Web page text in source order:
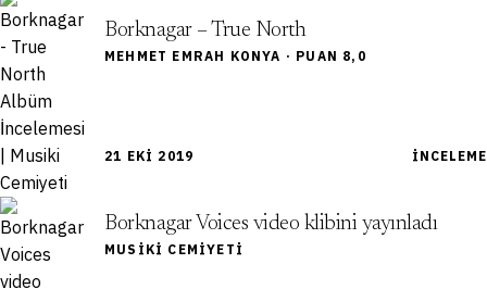
21 EKI 2019
Borknagar – True North
MEHMET EMRAH KONYA · PUAN 8,0
İNCELEME
Borknagar Voices video klibini yayınladı
MUSIKI CEMIYETI